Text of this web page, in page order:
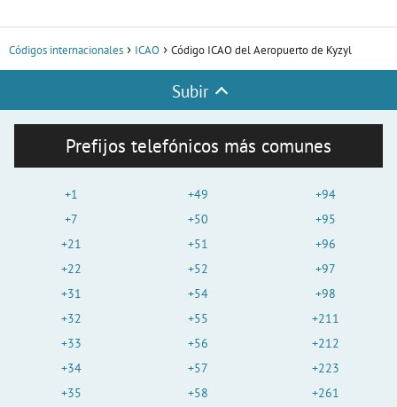
Códigos internacionales ICAO Código ICAO del Aeropuerto de Kyzyl
Subir
Prefijos telefónicos más comunes
+1
+7
+21
+22
+31
+32
+33
+34
+35
+49
+50
+51
+52
+54
+55
+56
+57
+58
+94
+95
+96
+97
+98
+211
+212
+223
+261